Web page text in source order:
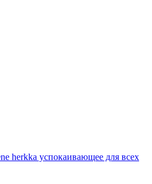
herkka успокаивающее для всех